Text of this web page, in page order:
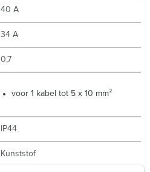
40 A
34 A
0,7
voor 1 kabel tot 5 x 10 mm²
IP44
Kunststof